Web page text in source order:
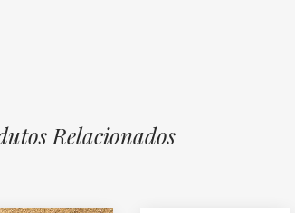
Relacionados